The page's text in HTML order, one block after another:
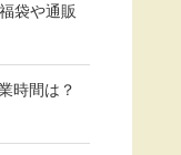
袋や通販
時間は？